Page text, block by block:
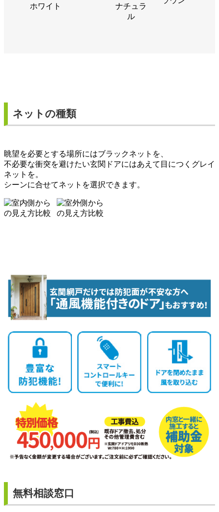
ホワイト
ナチュラ
ル
ネットの種類
眺望を必要とする場所にはブラックネットを、
不必要な衝突を避けたい玄関ドアにはあえて目につくグレイ
ネットを。
シーンに合せてネットを選択できます。
無料相談窓口